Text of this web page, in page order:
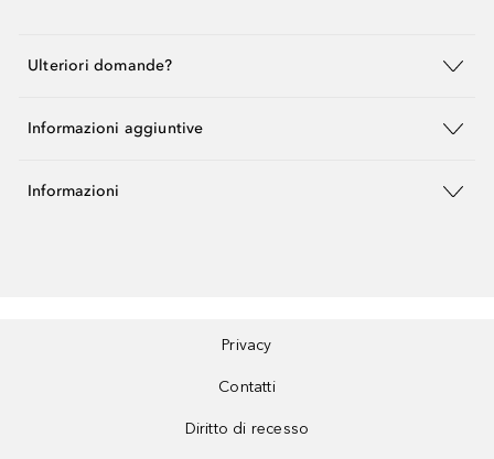
Ulteriori domande?
Informazioni aggiuntive
Informazioni
Privacy
Contatti
Diritto di recesso